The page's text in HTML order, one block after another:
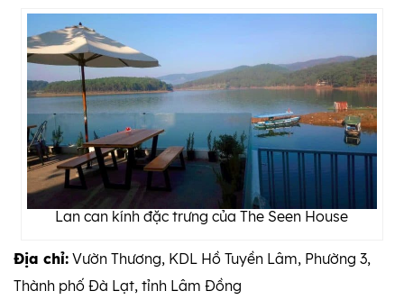
Lan can kính đặc trưng của The Seen House
Địa chỉ: Vườn Thương, KDL Hồ Tuyền Lâm, Phường 3,
Thành phố Đà Lạt, tỉnh Lâm Đồng